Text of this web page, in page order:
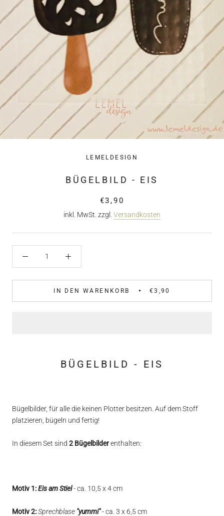
LEMELDESIGN
BÜGELBILD - EIS
€3,90
inkl. MwSt. zzgl. Versandkosten
IN DEN WARENKORB €3,90
BÜGELBILD - EIS
Bügelbilder, für alle die keinen Plotter besitzen. Auf dem Stoff
platzieren, bügeln und fertig!
In diesem Set sind 2 Bügelbilderenthalten:
Motiv 1:Eis am Stiel- ca. 10,5 x 4 cm
Motiv 2:Sprechblase "yummi"- ca. 3 x 6,5 cm